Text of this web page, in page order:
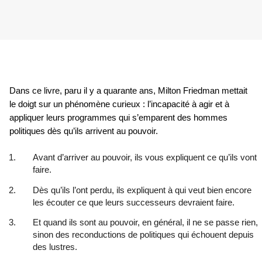
Dans ce livre, paru il y a quarante ans, Milton Friedman mettait
le doigt sur un phénomène curieux : l’incapacité à agir et à
appliquer leurs programmes qui s’emparent des hommes
politiques dès qu’ils arrivent au pouvoir.
Avant d’arriver au pouvoir, ils vous expliquent ce qu’ils vont
faire.
Dès qu’ils l’ont perdu, ils expliquent à qui veut bien encore
les écouter ce que leurs successeurs devraient faire.
Et quand ils sont au pouvoir, en général, il ne se passe rien,
sinon des reconductions de politiques qui échouent depuis
des lustres.